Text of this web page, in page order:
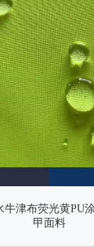
牛津布荧光黄PU
甲面料